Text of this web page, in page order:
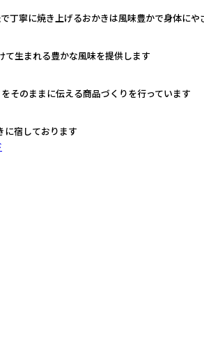
丁寧に焼き上げるおかきは風味豊かで身体にや
生まれる豊かな風味を提供します
をそのままに伝える商品づくりを行っています
に宿しております